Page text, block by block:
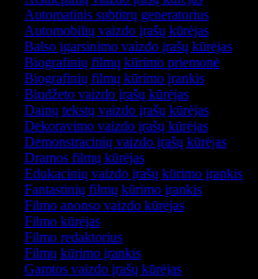
Automatinis subtitrų generatorius
Automobilių vaizdo įrašų kūrėjas
Balso įgarsinimo vaizdo įrašų kūrėjas
Biografinių filmų kūrimo priemonė
Biografinių filmų kūrimo įrankis
Biudžeto vaizdo įrašų kūrėjas
Dainų tekstų vaizdo įrašų kūrėjas
Dekoravimo vaizdo įrašų kūrėjas
Demonstracinių vaizdo įrašų kūrėjas
Dramos filmų kūrėjas
Edukacinių vaizdo įrašų kūrimo įrankis
Fantastinių filmų kūrimo įrankis
Filmo anonso vaizdo kūrėjas
Filmo kūrėjas
Filmo redaktorius
Filmų kūrimo įrankis
Gamtos vaizdo įrašų kūrėjas